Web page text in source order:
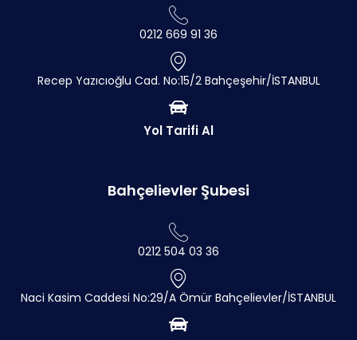
0212 669 91 36
Recep Yazıcıoğlu Cad. No:15/2 Bahçeşehir/İSTANBUL
Yol Tarifi Al
Bahçelievler Şubesi
0212 504 03 36
Naci Kasim Caddesi No:29/A Ömür Bahçelievler/İSTANBUL